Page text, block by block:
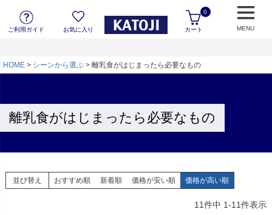
ご利用ガイド お気に入り カート
0
MENU
HOME シーンから選ぶ 離乳食がはじまったら必要なもの
離乳食がはじまったら必要なもの
並び替え おすすめ順 新着順 価格が安い順 価格が高い順
11件中 1-11件表示